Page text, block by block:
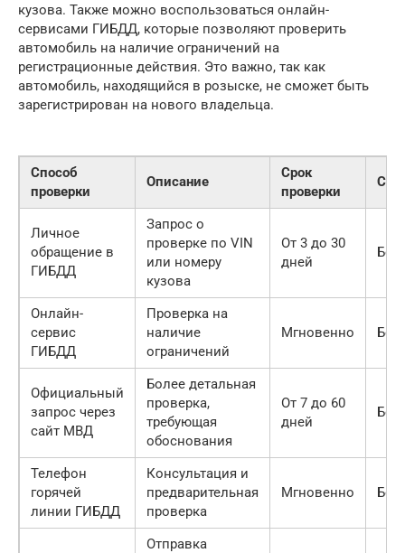
кузова. Также можно воспользоваться онлайн-
сервисами ГИБДД, которые позволяют проверить
автомобиль на наличие ограничений на
регистрационные действия. Это важно, так как
автомобиль, находящийся в розыске, не сможет быть
зарегистрирован на нового владельца.
Способ
проверки
Описание
Срок
проверки
Личное
обращение в
ГИБДД
Запрос о
проверке по VIN
или номеру
кузова
От 3 до 30
дней
Онлайн-
сервис
ГИБДД
Проверка на
наличие
ограничений
Мгновенно
Официальный
запрос через
сайт МВД
Более детальная
проверка,
требующая
обоснования
От 7 до 60
дней
Телефон
горячей
линии ГИБДД
Консультация и
предварительная
проверка
Мгновенно
Отправка